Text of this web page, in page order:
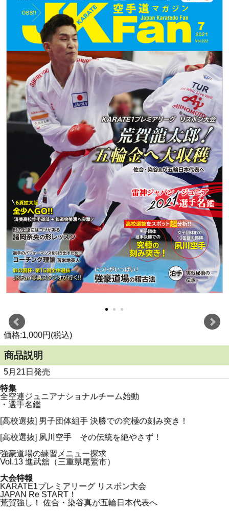
価格:1,000円(税込)
商品説明
5月21日発売
特集
全空連ジュニアナショナルチーム始動
・選手名鑑
[高校選抜] 男子団体組手 決勝での究極の刻み突き！
[高校選抜] 夙川空手 その伝統を絶やさず！
強豪道場の練習メニュー探求
Vol.13 進武舘（三重県尾鷲市）
大会特報
KARATE1プレミアリーグ リスボン大会
JAPAN Re START！
荒賀強し！ 佐合・染谷真が五輪日本代表へ